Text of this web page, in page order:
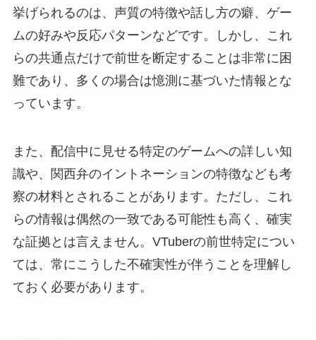
挙げられるのは、声質の特徴や話し方の癖、ゲー
ムの好みや反応パターンなどです。しかし、これ
らの共通点だけで前世を断定することは非常に困
難であり、多くの場合は憶測に基づいた情報とな
っています。
また、配信中に見せる特定のゲームへの詳しい知
識や、関西弁のイントネーションの特徴なども考
察の材料とされることがあります。ただし、これ
らの情報は偶然の一致である可能性も高く、確実
な証拠とは言えません。VTuberの前世特定につい
ては、常にこうした不確実性が伴うことを理解し
ておく必要があります。